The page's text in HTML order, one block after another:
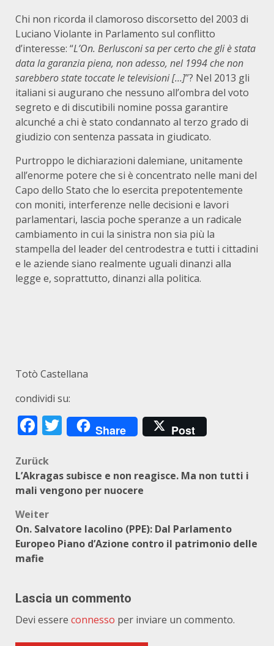
Chi non ricorda il clamoroso discorsetto del 2003 di
Luciano Violante in Parlamento sul conflitto
d’interesse: “L’On. Berlusconi sa per certo che gli è stata
data la garanzia piena, non adesso, nel 1994 che non
sarebbero state toccate le televisioni […]”? Nel 2013 gli
italiani si augurano che nessuno all’ombra del voto
segreto e di discutibili nomine possa garantire
alcunché a chi è stato condannato al terzo grado di
giudizio con sentenza passata in giudicato.
Purtroppo le dichiarazioni dalemiane, unitamente
all’enorme potere che si è concentrato nelle mani del
Capo dello Stato che lo esercita prepotentemente
con moniti, interferenze nelle decisioni e lavori
parlamentari, lascia poche speranze a un radicale
cambiamento in cui la sinistra non sia più la
stampella del leader del centrodestra e tutti i cittadini
e le aziende siano realmente uguali dinanzi alla
legge e, soprattutto, dinanzi alla politica.
Totò Castellana
condividi su:
Facebook
Twitter
Share Post
Beitragsnavigation
Zurück
L’Akragas subisce e non reagisce. Ma non tutti i
mali vengono per nuocere
Weiter
On. Salvatore Iacolino (PPE): Dal Parlamento
Europeo Piano d’Azione contro il patrimonio delle
mafie
Lascia un commento
Devi essere connesso per inviare un commento.